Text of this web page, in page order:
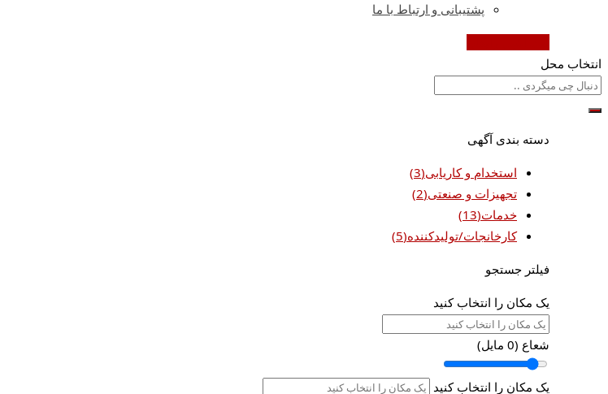
پشتیبانی و ارتباط با ما
انتخاب محل
دسته بندی آگهی
استخدام و کاریابی(3)
تجهیزات و صنعتی(2)
خدمات(13)
کارخانجات/تولیدکننده(5)
فیلتر جستجو
یک مکان را انتخاب کنید
شعاع (0 مایل)
یک مکان را انتخاب کنید